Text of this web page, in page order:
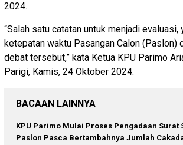
2024.
“Salah satu catatan untuk menjadi evaluasi,
ketepatan waktu Pasangan Calon (Paslon)
debat tersebut,” kata Ketua KPU Parimo
Parigi, Kamis, 24 Oktober 2024.
BACAAN LAINNYA
KPU Parimo Mulai Proses Pengadaan Surat
Paslon Pasca Bertambahnya Jumlah